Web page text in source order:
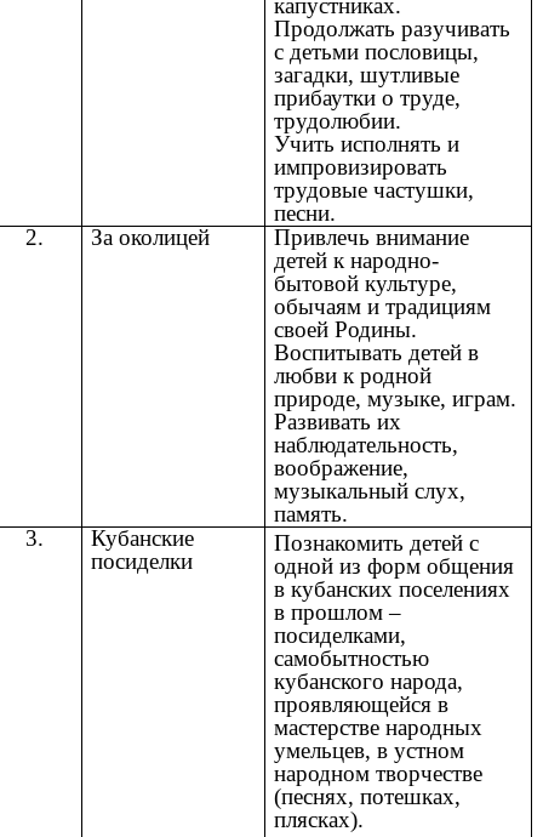
капустниках.
Продолжать разучивать
с детьми пословицы,
загадки, шутливые
прибаутки о труде,
трудолюбии.
Учить исполнять и
импровизировать
трудовые частушки,
песни.
2.
За околицей
Привлечь внимание
детей к народно-
бытовой культуре,
обычаям и традициям
своей Родины.
Воспитывать детей в
любви к родной
природе, музыке, играм.
Развивать их
наблюдательность,
воображение,
музыкальный слух,
память.
3.
Кубанские
посиделки
Познакомить детей с
одной из форм общения
в кубанских поселениях
в прошлом –
посиделками,
самобытностью
кубанского народа,
проявляющейся в
мастерстве народных
умельцев, в устном
народном творчестве
(песнях, потешках,
плясках).